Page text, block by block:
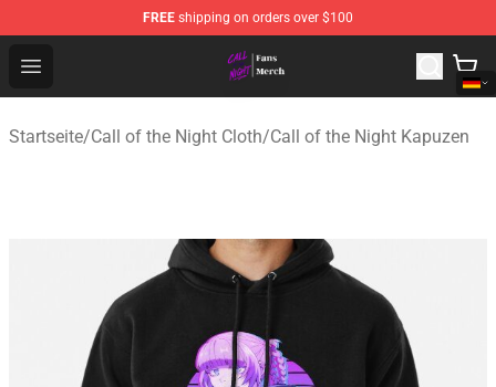
FREE shipping on orders over $100
Open menu
Call of the Night Store - Official Call of the Night
Startseite/Call of the Night Cloth/Call of the Night Kapuzen